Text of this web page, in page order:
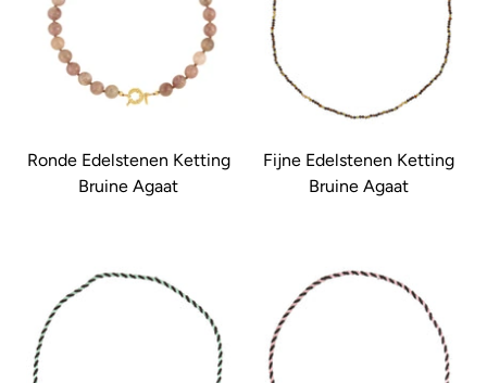
Ronde Edelstenen Ketting
Bruine Agaat
Fijne Edelstenen Ketting
Bruine Agaat